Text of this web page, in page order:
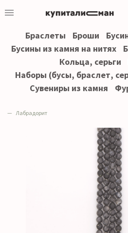
Браслеты Броши
Бусины из камня на нитях
Кольца, серьги
Наборы (бусы, браслет,
Сувениры из камня
Лабрадорит